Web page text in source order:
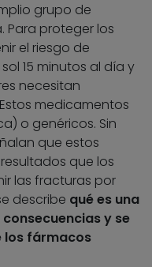
grupo de
Para proteger los
el riesgo de
15 minutos al día y
necesitan
medicamentos
o genéricos. Sin
que estos
que los
las fracturas por
describe qué es una
y se
los fármacos